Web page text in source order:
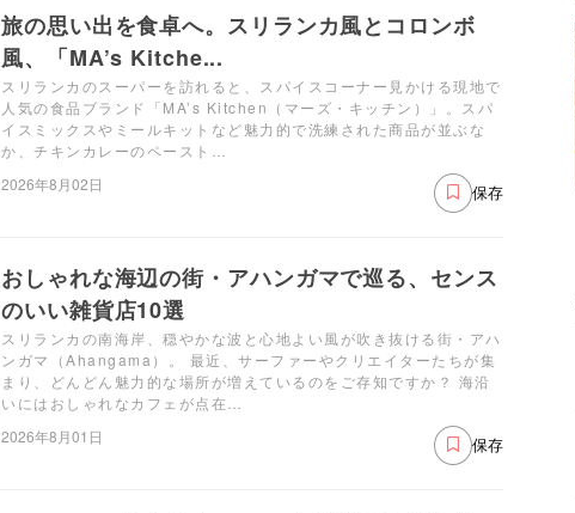
旅の思い出を食卓へ。スリランカ風とコロンボ
風、「MA’s Kitche...
スリランカのスーパーを訪れると、スパイスコーナー見かける現地で
人気の食品ブランド「MA’s Kitchen（マーズ・キッチン）」。スパ
イスミックスやミールキットなど魅力的で洗練された商品が並ぶな
か、チキンカレーのペースト…
2026年8月02日
保存
おしゃれな海辺の街・アハンガマで巡る、センス
のいい雑貨店10選
スリランカの南海岸、穏やかな波と心地よい風が吹き抜ける街・アハ
ンガマ（Ahangama）。 最近、サーファーやクリエイターたちが集
まり、どんどん魅力的な場所が増えているのをご存知ですか？ 海沿
いにはおしゃれなカフェが点在…
2026年8月01日
保存